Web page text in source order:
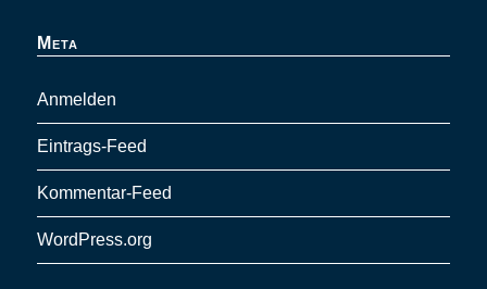
Meta
Anmelden
Eintrags-Feed
Kommentar-Feed
WordPress.org